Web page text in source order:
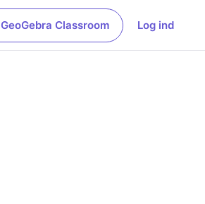
GeoGebra Classroom Log ind